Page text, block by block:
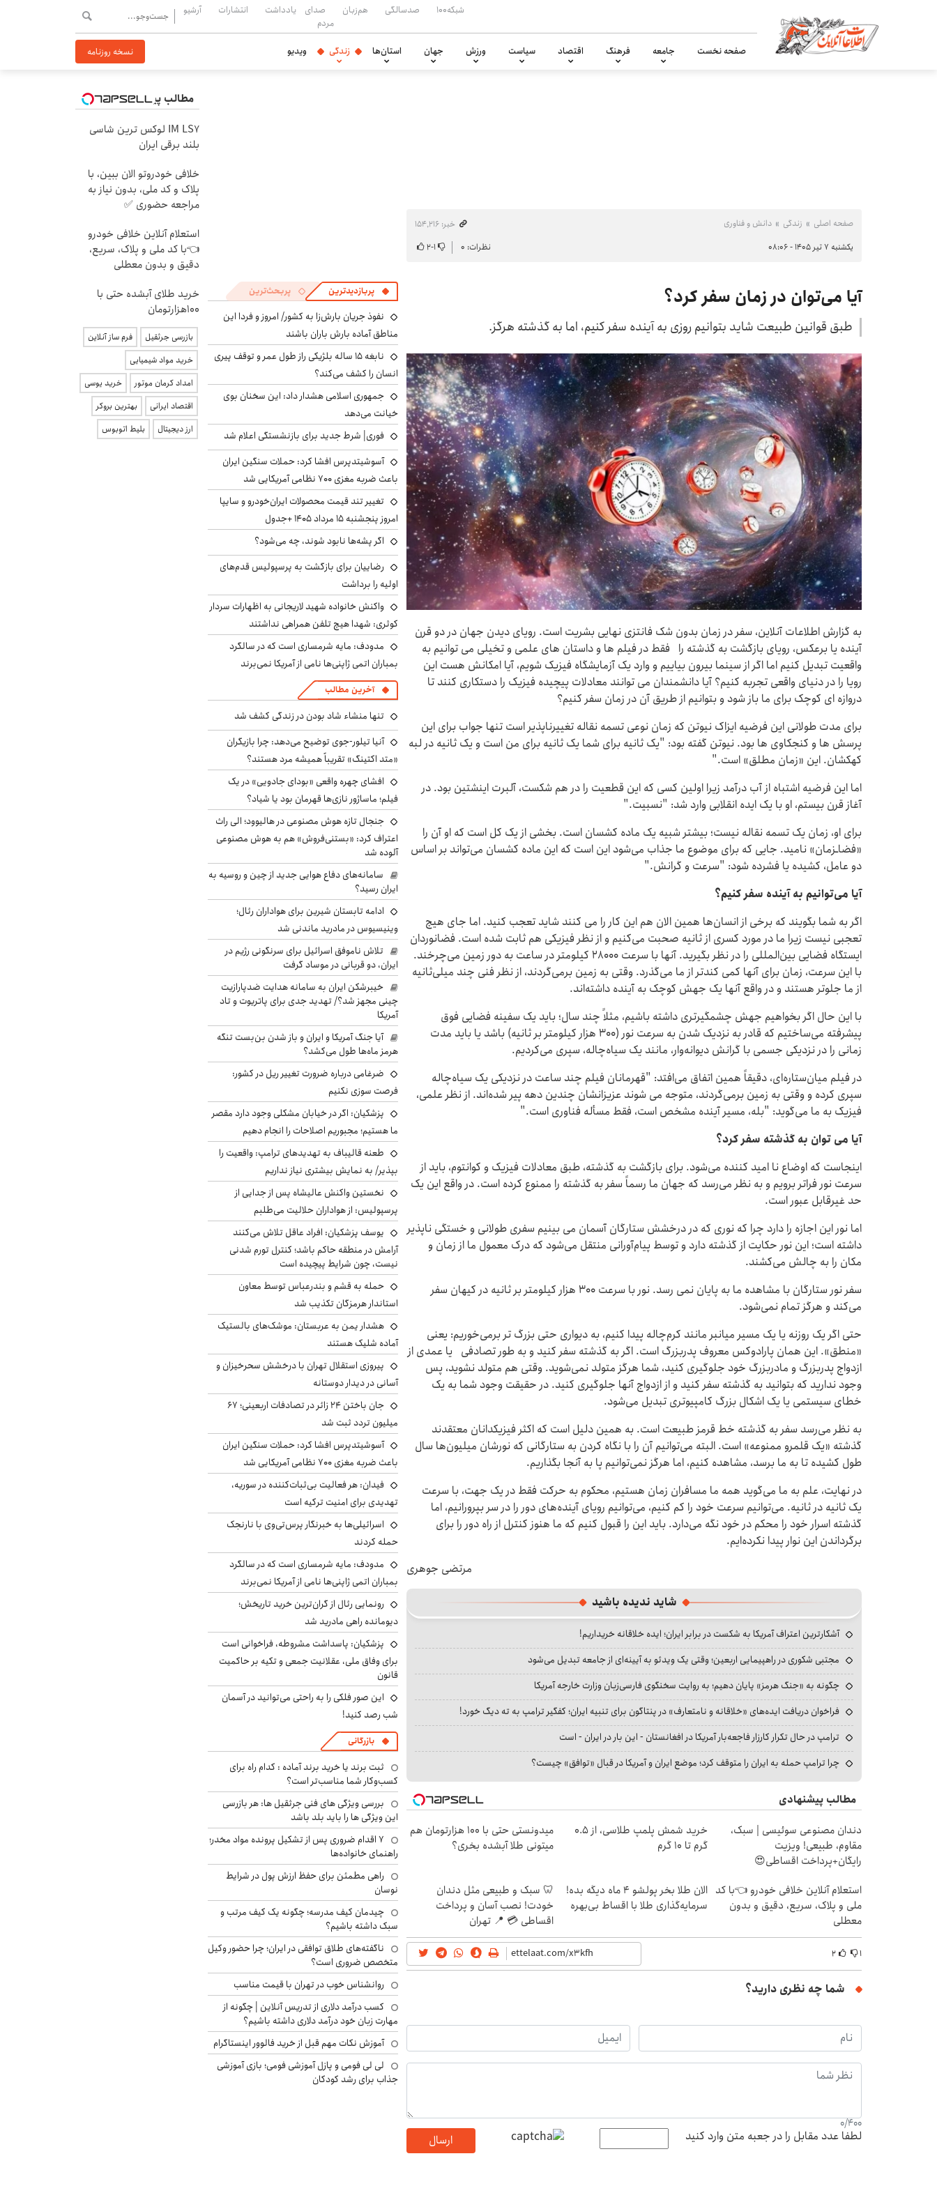
شبکه۱۰۰ صدسالگی هم‌زبان
صدای
مردم
یادداشت انتشارات آرشیو
صفحه نخست جامعه فرهنگ اقتصاد سیاست ورزش جهان استان‌ها زندگی ویدیو نسخه روزنامه
صفحه اصلی زندگی دانش و فناوری
خبر: ۱۵۴٬۲۱۶
یکشنبه ۷ تیر ۱۴۰۵ - ۰۸:۰۶
نظرات: ۰ ۱-۲
آیا می‌توان در زمان سفر کرد؟
طبق قوانین طبیعت شاید بتوانیم روزی به آینده سفر کنیم، اما به گذشته هرگز.
به گزارش اطلاعات آنلاین، سفر در زمان بدون شک فانتزی نهایی بشریت است. رویای دیدن جهان در دو قرن
آینده یا برعکس، رویای بازگشت به گذشته را فقط در فیلم ها و داستان های علمی و تخیلی می توانیم به
واقعیت تبدیل کنیم اما اگر از سینما بیرون بیاییم و وارد یک آزمایشگاه فیزیک شویم، آیا امکانش هست این
رویا را در دنیای واقعی تجربه کنیم؟ آیا دانشمندان می توانند معادلات پیچیده فیزیک را دستکاری ‌کنند تا
دروازه ای کوچک برای ما باز شود و بتوانیم از طریق آن در زمان سفر کنیم؟
برای مدت طولانی این فرضیه ایزاک نیوتن که زمان نوعی تسمه نقاله تغییرناپذیر است تنها جواب برای این
پرسش ها و کنجکاوی ها بود. نیوتن گفته بود: "یک ثانیه برای شما یک ثانیه برای من است و یک ثانیه در لبه
کهکشان. این «زمان مطلق» است."
اما این فرضیه اشتباه از آب درآمد زیرا اولین کسی که این قطعیت را در هم شکست، آلبرت اینشتین بود. در
آغاز قرن بیستم، او با یک ایده انقلابی وارد شد: "نسبیت."
برای او، زمان یک تسمه نقاله نیست؛ بیشتر شبیه یک ماده کشسان است. بخشی از یک کل است که او آن را
«فضاـزمان» نامید. جایی که برای موضوع ما جذاب می‌شود این است که این ماده کشسان می‌تواند بر اساس
دو عامل، کشیده یا فشرده شود: "سرعت و گرانش."
آیا می‌توانیم به آینده سفر کنیم؟
اگر به شما بگویند که برخی از انسان‌ها همین الان هم این کار را می کنند شاید تعجب کنید. اما جای هیچ
تعجبی نیست زیرا ما در مورد کسری از ثانیه صحبت می‌کنیم و از نظر فیزیکی هم ثابت شده است. فضانوردان
ایستگاه فضایی بین‌المللی را در نظر بگیرید. آنها با سرعت ۲۸۰۰۰ کیلومتر در ساعت به دور زمین می‌چرخند.
با این سرعت، زمان برای آنها کمی کندتر از ما می‌گذرد. ​​وقتی به زمین برمی‌گردند، از نظر فنی چند میلی‌ثانیه
از ما جلوتر هستند و در واقع آنها یک جهش کوچک به آینده داشته‌اند.
با این حال اگر بخواهیم جهش چشمگیرتری داشته باشیم، مثلاً چند سال؛ باید یک سفینه فضایی فوق
پیشرفته می‌ساختیم که قادر به نزدیک شدن به سرعت نور (300 هزار کیلومتر بر ثانیه) باشد یا باید مدت
زمانی را در نزدیکی جسمی با گرانش دیوانه‌وار، مانند یک سیاه‌چاله، سپری می‌کردیم.
در فیلم میان‌ستاره‌ای، دقیقاً همین اتفاق می‌افتد: "قهرمانان فیلم چند ساعت در نزدیکی یک سیاه‌چاله
سپری کرده و وقتی به زمین برمی‌گردند، متوجه می شوند عزیزانشان چندین دهه پیر شده‌اند. از نظر علمی،
فیزیک به ما می‌گوید: "بله، مسیر آینده مشخص است، فقط مسأله فناوری است."
آیا می توان به گذشته سفر کرد؟
اینجاست که اوضاع نا امید کننده می‌شود. برای بازگشت به گذشته، طبق معادلات فیزیک و کوانتوم، باید از
سرعت نور فراتر برویم و به نظر می‌رسد که جهان ما رسماً سفر به گذشته را ممنوع کرده است. در واقع این یک
حد غیرقابل عبور است.
اما نور این اجازه را دارد چرا که نوری که در درخشش ستارگان آسمان می بینیم سفری طولانی و خستگی ناپذیر
داشته است؛ این نور حکایت از گذشته دارد و توسط پیام‌آورانی منتقل می‌شود که درک معمول ما از زمان و
مکان را به چالش می‌کشند.
سفر نور ستارگان با مشاهده ما به پایان نمی رسد. نور با سرعت ۳۰۰ هزار کیلومتر بر ثانیه در کیهان سفر
می‌کند و هرگز تمام نمی‌شود.
حتی اگر یک روزنه یا یک مسیر میانبر مانند کرم‌چاله پیدا کنیم، به دیواری حتی بزرگ تر برمی‌خوریم: یعنی
«منطق». این همان پارادوکس معروف پدربزرگ است. اگر به گذشته سفر کنید و به طور تصادفی یا عمدی از
ازدواج پدربزرگ و مادربزرگ خود جلوگیری کنید، شما هرگز متولد نمی‌شوید. وقتی هم متولد نشوید، پس
وجود ندارید که بتوانید به گذشته سفر کنید و از ازدواج آنها جلوگیری کنید. در حقیقت وجود شما به یک
خطای سیستمی یا یک اشکال بزرگ کامپیوتری تبدیل می‌شود.
به نظر می‌رسد سفر به گذشته خط قرمز طبیعت است. به همین دلیل است که اکثر فیزیکدانان معتقدند
گذشته «یک قلمرو ممنوعه» است. البته می‌توانیم آن را با نگاه کردن به ستارگانی که نورشان میلیون‌ها سال
طول کشیده تا به ما برسد، مشاهده کنیم، اما هرگز نمی‌توانیم پا به آنجا بگذاریم.
در نهایت، علم به ما می‌گوید همه ما مسافران زمان هستیم، محکوم به حرکت فقط در یک جهت، با سرعت
یک ثانیه در ثانیه. می‌توانیم سرعت خود را کم کنیم، می‌توانیم رویای آینده‌های دور را در سر بپرورانیم، اما
گذشته اسرار خود را محکم در خود نگه می‌دارد. باید این را قبول کنیم که ما هنوز کنترل از راه دور را برای
برگرداندن این نوار پیدا نکرده‌ایم.
مرتضی جوهری
شاید ندیده باشید
آشکارترین اعتراف آمریکا به شکست در برابر ایران؛ ایده خلاقانه خریداریم!
مجتبی شکوری در راهپیمایی اربعین؛ وقتی یک ویدئو به آیینه‌ای از جامعه تبدیل می‌شود
چگونه به «جنگ هرمز» پایان دهیم؛ به روایت سخنگوی فارسی‌زبان وزارت خارجه آمریکا
فراخوان دریافت ایده‌های «خلاقانه و نامتعارف» در پنتاگون برای تنبیه ایران؛ کفگیر ترامپ به ته دیگ خورد!
ترامپ در حال تکرار کارزار فاجعه‌بار آمریکا در افغانستان - این بار در ایران - است
چرا ترامپ حمله به ایران را متوقف کرد؛ موضع ایران و آمریکا در قبال «توافق» چیست؟
مطالب پیشنهادی
دندان مصنوعی سوئیسی | سبک،
مقاوم، طبیعی! ویزیت
رایگان+پرداخت اقساطی😍
خرید شمش پلمپ طلاسی، از ۰.۵
گرم تا ۱۰ گرم
میدونستی حتی با ۱۰۰ هزارتومان هم
میتونی طلا آبشده بخری؟
استعلام آنلاین خلافی خودرو 👈با کد
ملی و پلاک، سریع، دقیق و بدون
معطلی
الان طلا بخر پولشو 4 ماه دیگه بده!
سرمایه‌گذاری طلا با اقساط بی‌بهره
🦷 سبک و طبیعی مثل دندان
خودت! نصب آسان و پرداخت
اقساطی 💳 📍 تهران
۱ ۲
شما چه نظری دارید؟
0/400
لطفا عدد مقابل را در جعبه متن وارد کنید ارسال
پربازدیدترین پربحث‌ترین
نفوذ جریان بارش‌زا به کشور/ امروز و فردا این
مناطق آماده بارش باران باشند
نابغه ۱۵ ساله بلژیکی راز طول عمر و توقف پیری
انسان را کشف می‌کند؟
جمهوری اسلامی هشدار داد: این سخنان بوی
خیانت می‌دهد
فوری| شرط جدید برای بازنشستگی اعلام شد
آسوشیتدپرس افشا کرد: حملات سنگین ایران
باعث ضربه مغزی ۷۰۰ نظامی آمریکایی شد
تغییر تند قیمت محصولات ایران‌خودرو و سایپا
امروز پنجشنبه ۱۵ مرداد ۱۴۰۵ +جدول
اگر پشه‌ها نابود شوند، چه می‌شود؟
رضاییان برای بازگشت به پرسپولیس قدم‌های
اولیه را برداشت
واکنش خانواده شهید لاریجانی به اظهارات سردار
کوثری: شهدا هیچ تلفن همراهی نداشتند
مدودف: مایه شرمساری است که در سالگرد
بمباران اتمی ژاپنی‌ها نامی از آمریکا نمی‌برند
آخرین مطالب
تنها منشاء شاد بودن در زندگی کشف شد
آنیا تیلور-جوی توضیح می‌دهد: چرا بازیگران
«متد اکتینگ» تقریباً همیشه مرد هستند؟
افشای چهره واقعی «بودای جادویی» در یک
فیلم؛ ماساژور نازی‌ها قهرمان بود یا شیاد؟
جنجال تازه هوش مصنوعی در هالیوود؛ الی راث
اعتراف کرد: «بستنی‌فروش» هم به هوش مصنوعی
آلوده شد
سامانه‌های دفاع هوایی جدید از چین و روسیه به
ایران رسید؟
ادامه تابستان شیرین برای هواداران رئال؛
وینیسیوس در مادرید ماندنی شد
تلاش ناموفق اسرائیل برای سرنگونی رژیم در
ایران، دو قربانی در موساد گرفت
خیبرشکن ایران به سامانه هدایت ضدپارازیت
چینی مجهز شد؟/ تهدید جدی برای پاتریوت و تاد
آمریکا
آیا جنگ آمریکا و ایران و باز شدن بن‌بست تنگه
هرمز ماه‌ها طول می‌کشد؟
ضرغامی درباره ضرورت تغییر ریل در کشور:
فرصت سوزی نکنیم
پزشکیان: اگر در خیابان مشکلی وجود دارد مقصر
ما هستیم؛ مجبوریم اصلاحات را انجام دهیم
طعنه قالیباف به تهدیدهای ترامپ: واقعیت را
بپذیر/ به نمایش بیشتری نیاز نداریم
نخستین واکنش عالیشاه پس از جدایی از
پرسپولیس: از هواداران حلالیت می‌طلبم
یوسف پزشکیان: افراد عاقل تلاش می‌کنند
آرامش در منطقه حاکم باشد؛ کنترل تورم شدنی
نیست، چون شرایط پیچیده است
حمله به قشم و بندرعباس توسط معاون
استاندار هرمزگان تکذیب شد
هشدار یمن به عربستان: موشک‌های بالستیک
آماده شلیک هستند
پیروزی استقلال تهران با درخشش سحرخیزان و
آسانی در دیدار دوستانه
جان باختن ۲۴ زائر در تصادفات اربعینی؛ ۶۷
میلیون تردد ثبت شد
آسوشیتدپرس افشا کرد: حملات سنگین ایران
باعث ضربه مغزی ۷۰۰ نظامی آمریکایی شد
فیدان: هر فعالیت بی‌ثبات‌کننده در سوریه،
تهدیدی برای امنیت ترکیه است
اسرائیلی‌ها به خبرنگار پرس‌تی‌وی با نارنجک
حمله کردند
مدودف: مایه شرمساری است که در سالگرد
بمباران اتمی ژاپنی‌ها نامی از آمریکا نمی‌برند
رونمایی رئال از گران‌ترین خرید تاریخش؛
دیومانده راهی مادرید شد
پزشکیان: پاسداشت مشروطه، فراخوانی است
برای وفاق ملی، عقلانیت جمعی و تکیه بر حاکمیت
قانون
این صور فلکی را به راحتی می‌توانید در آسمان
شب رصد کنید!
بازرگانی
ثبت برند یا خرید برند آماده : کدام راه برای
کسب‌وکار شما مناسب‌تر است؟
بررسی ویژگی های فنی جرثقیل ها: هر بازرسی
این ویژگی ها را باید بلد باشد
۷ اقدام ضروری پس از تشکیل پرونده مواد مخدر؛
راهنمای خانواده‌ها
راهی مطمئن برای حفظ ارزش پول در شرایط
نوسان
چیدمان کیف مدرسه؛ چگونه یک کیف مرتب و
سبک داشته باشیم؟
ناگفته‌های طلاق توافقی در ایران؛ چرا حضور وکیل
متخصص ضروری است؟
روانشناس خوب در تهران با قیمت مناسب
کسب درآمد دلاری از تدریس آنلاین | چگونه از
مهارت زبان خود درآمد دلاری داشته باشیم؟
آموزش نکات مهم قبل از خرید فالوور اینستاگرام
لی لی فومی و پازل آموزشی فومی؛ بازی آموزشی
جذاب برای رشد کودکان
مطالب پیشنهادی
IM LS7 لوکس ترین شاسی
بلند برقی ایران
خلافی خودروتو الان ببین، با
پلاک و کد ملی، بدون نیاز به
مراجعه حضوری ✅
استعلام آنلاین خلافی خودرو
👈با کد ملی و پلاک، سریع،
دقیق و بدون معطلی
خرید طلای آبشده حتی با
۱۰۰هزارتومان
بازرسی جرثقیل
فرم ساز آنلاین
خرید مواد شیمیایی
امداد کرمان موتور
خرید یوسی
اقتصاد ایرانی
بهترین بروکر
ارز دیجیتال
بلیط اتوبوس